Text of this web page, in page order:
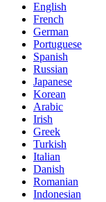
English
French
German
Portuguese
Spanish
Russian
Japanese
Korean
Arabic
Irish
Greek
Turkish
Italian
Danish
Romanian
Indonesian